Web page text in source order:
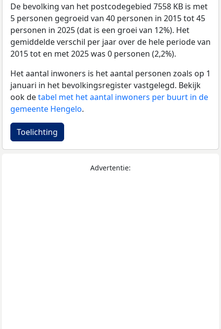
De bevolking van het postcodegebied 7558 KB is met
5 personen gegroeid van 40 personen in 2015 tot 45
personen in 2025 (dat is een groei van 12%). Het
gemiddelde verschil per jaar over de hele periode van
2015 tot en met 2025 was 0 personen (2,2%).
Het aantal inwoners is het aantal personen zoals op 1
januari in het bevolkingsregister vastgelegd. Bekijk
ook detabel met het aantal inwoners per buurt in de
gemeente Hengelo.
Toelichting
Advertentie: